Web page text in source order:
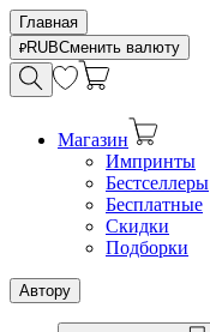
Главная
RUBСменить валюту
Магазин
Импринты
Бестселлеры
Бесплатные
Скидки
Подборки
Автору